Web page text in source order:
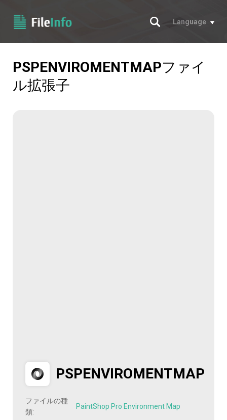
サーチ
Language
PSPENVIROMENTMAPファイ
ル拡張子
PSPENVIROMENTMAP
ファイルの種
類:
PaintShop Pro Environment Map